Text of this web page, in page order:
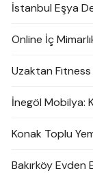
İstanbul Eşya
Online İç
Uzaktan
İnegöl Mobilya:
Konak Toplu
Bakırköy Evden